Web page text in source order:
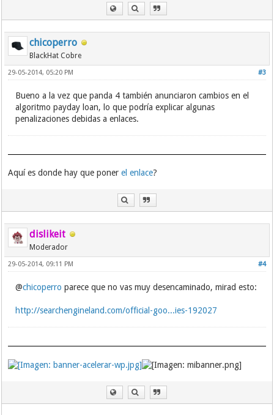
chicoperro
BlackHat Cobre
#3
29-05-2014, 05:20 PM
Bueno a la vez que panda 4 también anunciaron cambios en el
algoritmo payday loan, lo que podría explicar algunas
penalizaciones debidas a enlaces.
Aquí es donde hay que ponerel enlace?
dislikeit
Moderador
#4
29-05-2014, 09:11 PM
@chicoperro parece que no vas muy desencaminado, mirad esto:
http://searchengineland.com/official-goo...ies-192027